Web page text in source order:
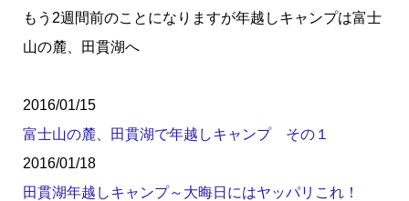
もう2週間前のことになりますが年越しキャンプは富士
山の麓、田貫湖へ
2016/01/15
富士山の麓、田貫湖で年越しキャンプ その１
2016/01/18
田貫湖年越しキャンプ～大晦日にはヤッパリこれ！